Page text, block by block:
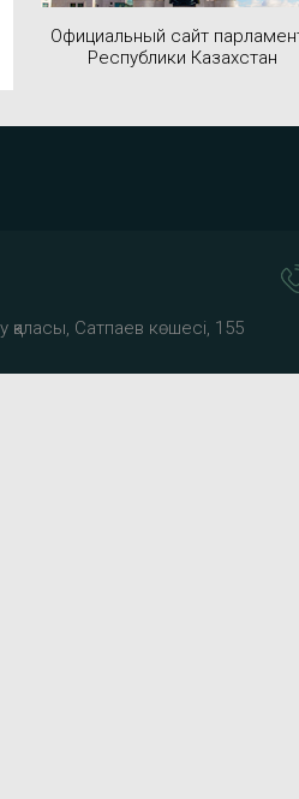
Официальный сайт
Республики Казахстан
Сатпаев көшесі, 155